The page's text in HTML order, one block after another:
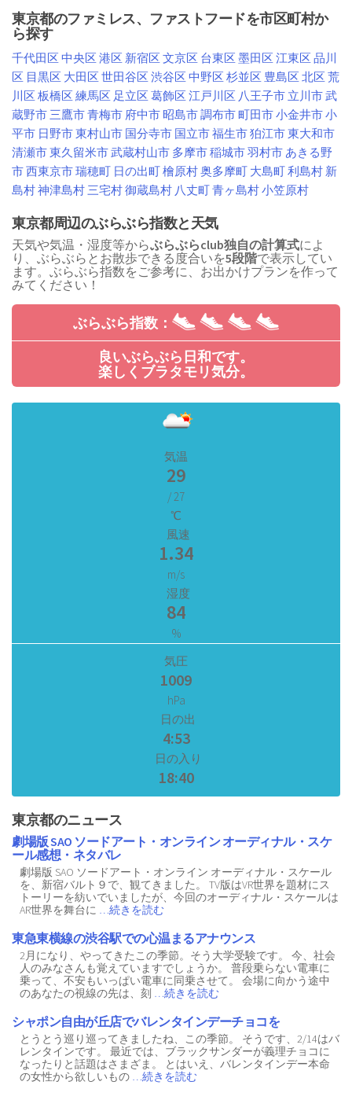
東京都のファミレス、ファストフードを市区町村か
ら探す
千代田区 中央区 港区 新宿区 文京区 台東区 墨田区 江東区 品川
区 目黒区 大田区 世田谷区 渋谷区 中野区 杉並区 豊島区 北区 荒
川区 板橋区 練馬区 足立区 葛飾区 江戸川区 八王子市 立川市武
蔵野市三鷹市青梅市 府中市 昭島市調布市町田市小金井市小
平市 日野市東村山市 国分寺市 国立市福生市狛江市東大和市
清瀬市東久留米市武蔵村山市 多摩市稲城市羽村市 あきる野
市西東京市瑞穂町 日の出町檜原村奥多摩町 大島町利島村 新
島村神津島村三宅村御蔵島村 八丈町青ヶ島村小笠原村
東京都周辺のぶらぶら指数と天気
天気や気温・湿度等からぶらぶらclub独自の計算式によ
り、ぶらぶらとお散歩できる度合いを5段階で表示してい
ます。ぶらぶら指数をご参考に、お出かけプランを作って
みてください！
ぶらぶら指数：
良いぶらぶら日和です。
楽しくブラタモリ気分。
気温
29
/ 27
℃
風速
1.34
m/s
湿度
84
%
気圧
1009
hPa
日の出
4:53
日の入り
18:40
東京都のニュース
劇場版 SAO ソードアート・オンライン オーディナル・スケ
ール感想・ネタバレ
劇場版 SAO ソードアート・オンライン オーディナル・スケール
を、新宿バルト９で、観てきました。 TV版はVR世界を題材にス
トーリーを紡いでいましたが、今回のオーディナル・スケールは
AR世界を舞台に …続きを読む
東急東横線の渋谷駅での心温まるアナウンス
2月になり、やってきたこの季節。そう大学受験です。 今、社会
人のみなさんも覚えていますでしょうか。 普段乗らない電車に
乗って、不安もいっぱい電車に同乗させて。 会場に向かう途中
のあなたの視線の先は、刻 …続きを読む
シャポン自由が丘店でバレンタインデーチョコを
とうとう巡り巡ってきましたね、この季節。 そうです、2/14はバ
レンタインです。 最近では、ブラックサンダーが義理チョコに
なったりと話題はさまざま。 とはいえ、バレンタインデー本命
の女性から欲しいもの …続きを読む